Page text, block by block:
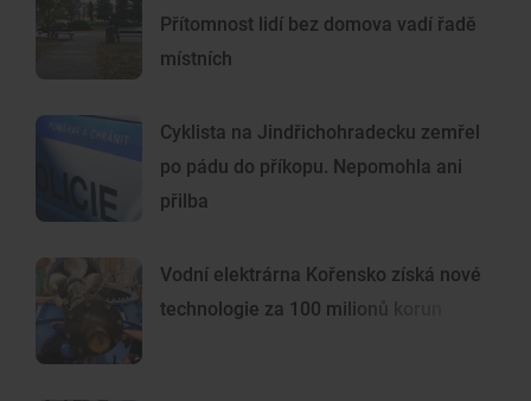
Přítomnost lidí bez domova vadí řadě
místních
Cyklista na Jindřichohradecku zemřel
po pádu do příkopu. Nepomohla ani
přilba
Vodní elektrárna Kořensko získá nové
technologie za 100 milionů korun